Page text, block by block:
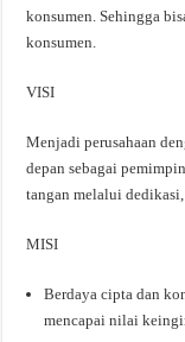
konsumen. Sehingga
konsumen.
VISI
Menjadi perusahaan
depan sebagai
tangan melalui
MISI
Berdaya cipta dan
mencapai nilai